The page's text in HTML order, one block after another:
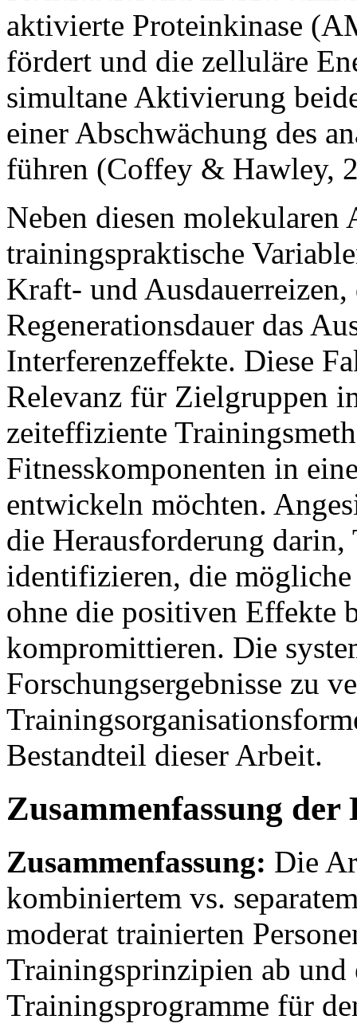
aktivierte Proteinkinase
fördert und die zelluläre
simultane Aktivierung
einer Abschwächung des
führen (Coffey & Hawley,
Neben diesen molekularen
trainingspraktische
Kraft- und
Regenerationsdauer das
Interferenzeffekte. Diese
Relevanz für Zielgruppen
zeiteffiziente
Fitnesskomponenten in
entwickeln möchten.
die Herausforderung
identifizieren, die
ohne die positiven Effekte
kompromittieren. Die
Forschungsergebnisse zu
Bestandteil dieser Arbeit.
Zusammenfassung der
Zusammenfassung: Die
kombiniertem vs.
moderat trainierten
Trainingsprinzipien ab
Trainingsprogramme für